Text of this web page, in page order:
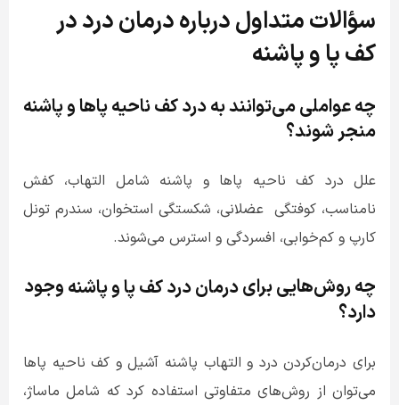
سؤالات متداول درباره درمان درد در
کف پا و پاشنه
چه عواملی می‌توانند به درد کف ناحیه پاها و پاشنه
منجر شوند؟
علل درد کف ناحیه پاها و پاشنه شامل التهاب، کفش
نامناسب، کوفتگی عضلانی، شکستگی استخوان، سندرم تونل
کارپ و کم‌خوابی، افسردگی و استرس می‌شوند.
چه روش‌هایی برایدرماندردکفپاوپاشنه وجود
دارد؟
برای درمان‌کردن درد و التهاب پاشنه آشیل و کف ناحیه پاها
می‌توان از روش‌های متفاوتی استفاده کرد که شامل ماساژ،